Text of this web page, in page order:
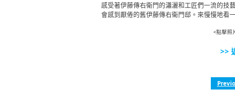
感受著伊藤傳右衛門的瀟灑和工匠們一流的技
會感到厭倦的舊伊藤傳右衛門邸。來慢慢地看
<點擊照
>>